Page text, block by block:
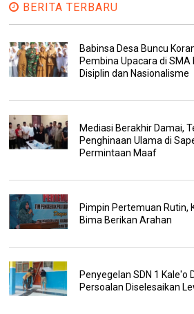
BERITA TERBARU
Babinsa Desa Buncu
Pembina Upacara di SMA
Disiplin dan Nasionalisme
Mediasi Berakhir Damai,
Penghinaan Ulama di
Permintaan Maaf
Pimpin Pertemuan Rutin,
Bima Berikan Arahan
Penyegelan SDN 1 Kale'o
Persoalan Diselesaikan